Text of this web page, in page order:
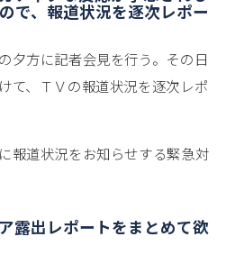
で、報道状況を逐次レポー
夕方に記者会見を行う。その日
て、ＴＶの報道状況を逐次レポ
報道状況をお知らせする緊急対
露出レポートをまとめて欲